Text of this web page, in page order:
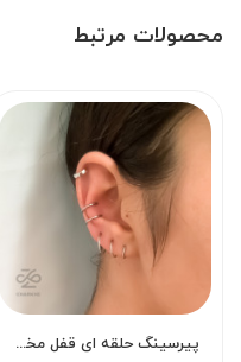
محصولات مرتبط
پیرسینگ حلقه ای قفل مخفی بینی لب گوش هلیکس دیث اوربیتال کانچ سپتام